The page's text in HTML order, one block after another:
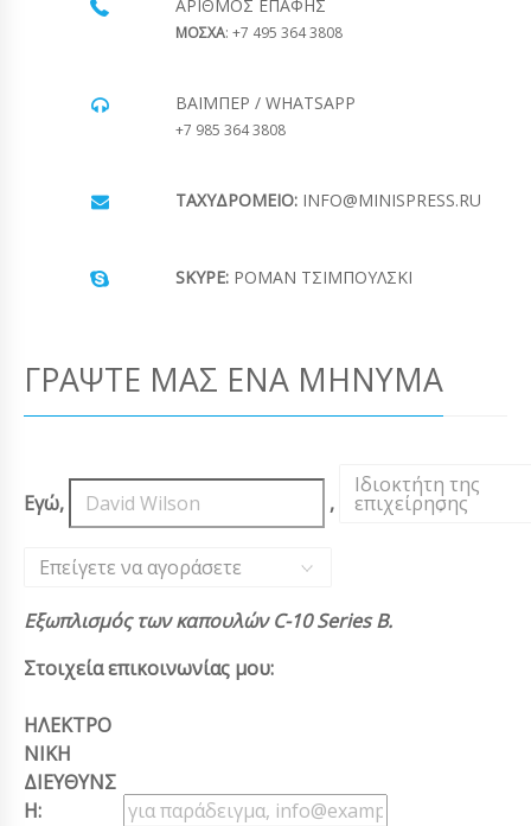
ΑΡΙΘΜΌΣ ΕΠΑΦΉΣ
ΜΟΣΧΑ: +7 495 364 3808
ΒΆΙΜΠΕΡ / WHATSAPP
+7 985 364 3808
ΤΑΧΥΔΡΟΜΕΊΟ: INFO@MINISPRESS.RU
SKYPE: ΡΟΜΆΝ ΤΣΙΜΠΟΎΛΣΚΙ
ΓΡΆΨΤΕ ΜΑΣ ΈΝΑ ΜΉΝΥΜΑ
Εγώ, ,
Ιδιοκτήτη της
επιχείρησης
,
Επείγετε να αγοράσετε
Εξωπλισμός των καπουλών C-10 Series Β.
Στοιχεία επικοινωνίας μου:
ΗΛΕΚΤΡΟ
ΝΙΚΗ
ΔΙΕΥΘΥΝΣ
Η: